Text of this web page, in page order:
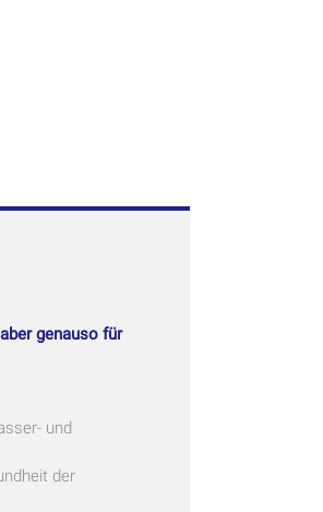
genauso für
und
der